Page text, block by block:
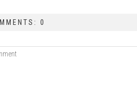
0